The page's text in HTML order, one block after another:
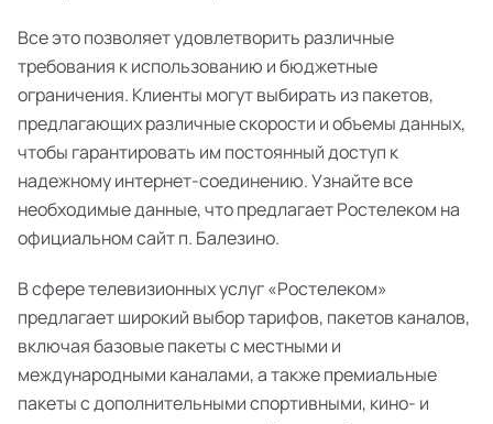
Все это позволяет удовлетворить различные
требования к использованию и бюджетные
ограничения. Клиенты могут выбирать из пакетов,
предлагающих различные скорости и объемы данных,
чтобы гарантировать им постоянный доступ к
надежному интернет-соединению. Узнайте все
необходимые данные, что предлагает Ростелеком на
официальном сайт п. Балезино.
В сфере телевизионных услуг «Ростелеком»
предлагает широкий выбор тарифов, пакетов каналов,
включая базовые пакеты с местными и
международными каналами, а также премиальные
пакеты с дополнительными спортивными, кино- и